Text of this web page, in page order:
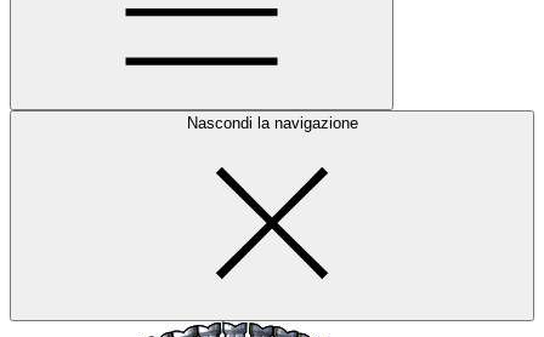
Nascondi la navigazione